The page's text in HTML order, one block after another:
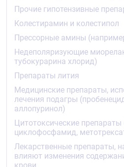
анурия
беременность и период
вскармливания
возраст до 18 лет
безопасность не
С осторожностью
При следующих
двусторонний стеноз
артерии единственной
состояния (в том числе
гипонатриемия (повышенный
артериальной гипотензии у
находящихся на малосолевой
диете), гипохлоремический
гипомагниемия.
Прочие гипотензивные
Колестирамин и колестипол
Прессорные амины
Недеполяризующие
тубокурарина хлорид)
Препараты лития
Медицинские препараты,
лечения подагры
аллопуринол)
Цитотоксические препараты
циклофосфамид,
Лекарственные препараты,
влияют изменения
крови